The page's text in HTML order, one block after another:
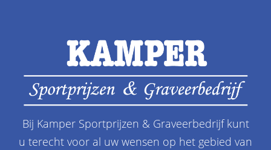
Bij Kamper Sportprijzen & Graveerbedrijf kunt
u terecht voor al uw wensen op het gebied van